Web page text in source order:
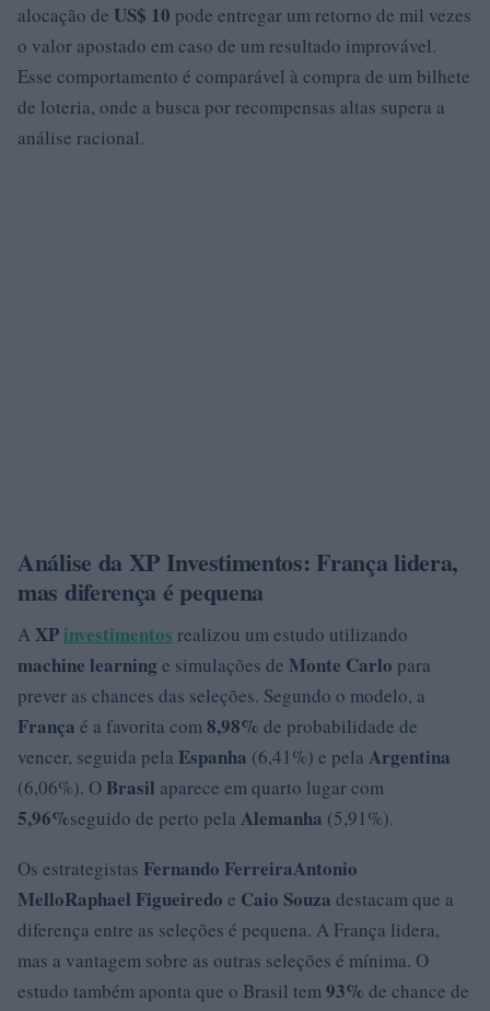
alocação de US$ 10 pode entregar um retorno de mil vezes
o valor apostado em caso de um resultado improvável.
Esse comportamento é comparável à compra de um bilhete
de loteria, onde a busca por recompensas altas supera a
análise racional.
Análise da XP Investimentos: França lidera,
mas diferença é pequena
AXPinvestimentos realizou um estudo utilizando
machine learning e simulações de Monte Carlo para
prever as chances das seleções. Segundo o modelo, a
França é a favorita com8,98% de probabilidade de
vencer, seguida pela Espanha (6,41%) e pela Argentina
(6,06%). O Brasil aparece em quarto lugar com
5,96%seguido de perto pela Alemanha (5,91%).
Os estrategistas Fernando FerreiraAntonio
MelloRaphael Figueiredo e Caio Souza destacam que a
diferença entre as seleções é pequena. A França lidera,
mas a vantagem sobre as outras seleções é mínima. O
estudo também aponta que o Brasil tem93% de chance de